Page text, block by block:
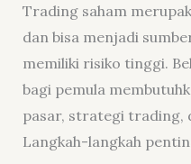
Trading saham
dan bisa menjadi
memiliki risiko tinggi.
bagi pemula
pasar, strategi trading,
Langkah-langkah